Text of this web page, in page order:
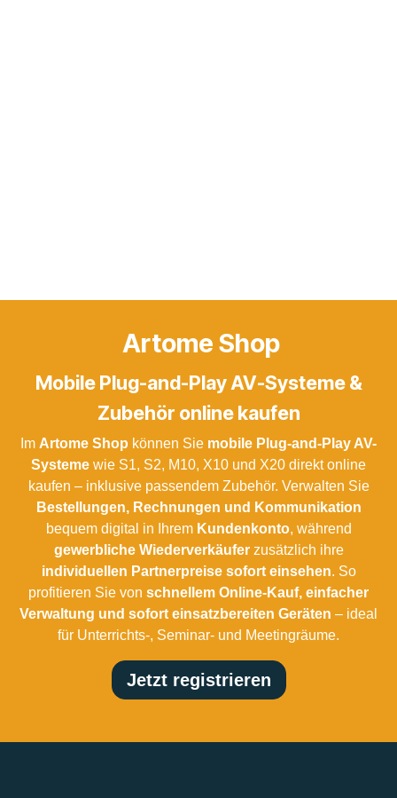
Artome Shop
Mobile Plug-and-Play AV-Systeme &
Zubehör online kaufen
Im Artome Shop können Sie mobile Plug-and-Play AV-
Systeme wie S1, S2, M10, X10 und X20 direkt online
kaufen – inklusive passendem Zubehör. Verwalten Sie
Bestellungen, Rechnungen und Kommunikation
bequem digital in Ihrem Kundenkonto, während
gewerbliche Wiederverkäuferzusätzlich ihre
individuellen Partnerpreise sofort einsehen. So
profitieren Sie von schnellem Online-Kauf, einfacher
Verwaltung und sofort einsatzbereiten Geräten – ideal
für Unterrichts-, Seminar- und Meetingräume.
Jetzt registrieren